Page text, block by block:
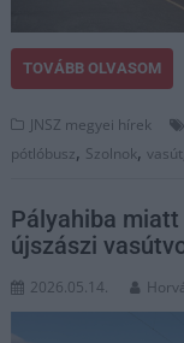
TOVÁBB OLVASOM
JNSZ megyei hírek
pótlóbusz, Szolnok,vasút
Pályahiba
újszászi
2026.05.14.